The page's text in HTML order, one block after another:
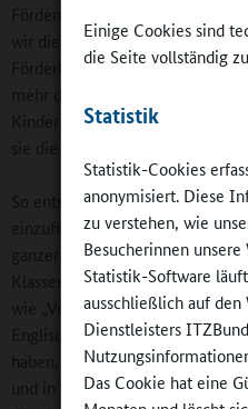
Einige Cookies sind
die Seite vollständig
Statistik
Statistik-Cookies
anonymisiert. Diese
zu verstehen, wie
Besucherinnen
Statistik-Software
ausschließlich auf den
Dienstleisters
Das Cookie hat eine
Förderung der Schülerinnen
wir die leistungsschwächeren
Förderkurse gesteckt“,
mehr damit beschäftigt, den
Kinder zu fördern. Die sind
sie die Förderung als eine Art
So entschied sich das
einzuführen. Das hat sich als
ganzer Flur öffnet einmal
Klassenräume. Die
wie „Vorbereitung auf die
Englisch“ oder „Mathematik /
haben, begeben sich in ihren
und in Begleitung von